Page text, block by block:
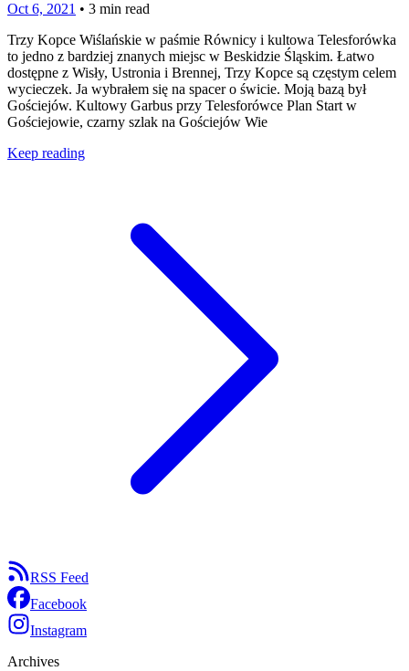
Oct 6, 2021 • 3 min read
Trzy Kopce Wiślańskie w paśmie Równicy i kultowa Telesforówka
to jedno z bardziej znanych miejsc w Beskidzie Śląskim. Łatwo
dostępne z Wisły, Ustronia i Brennej, Trzy Kopce są częstym celem
wycieczek. Ja wybrałem się na spacer o świcie. Moją bazą był
Gościejów. Kultowy Garbus przy Telesforówce Plan Start w
Gościejowie, czarny szlak na Gościejów Wie
Keep reading
RSS Feed
Facebook
Instagram
Archives